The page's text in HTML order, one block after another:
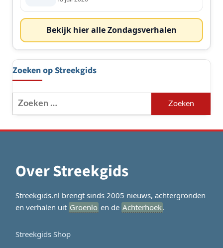
Bekijk hier alle Zondagsverhalen
Zoeken op Streekgids
Zoeken
naar:
Over Streekgids
Streekgids.nl brengt sinds 2005 nieuws, achtergronden
en verhalen uit Groenlo en de Achterhoek.
Streekgids Shop